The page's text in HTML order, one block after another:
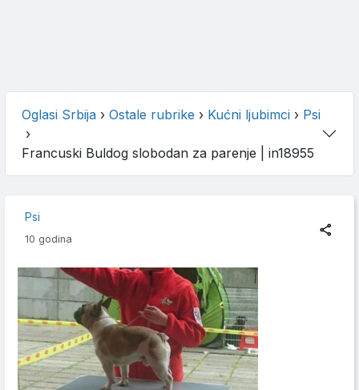
Oglasi Srbija › Ostale rubrike › Kućni ljubimci › Psi
›
Francuski Buldog slobodan za parenje | in18955
Psi
10 godina